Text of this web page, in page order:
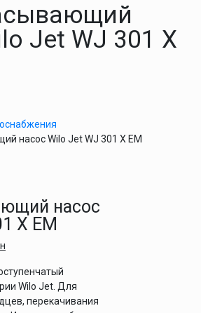
Jet WJ 301 X
насос Wilo Jet WJ 301 X EM
насос
X EM
Wilo Jet. Для
перекачивания